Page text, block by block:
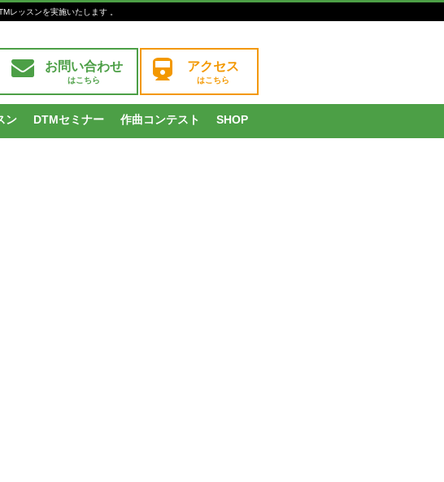
レッスンを実施いたします 。
お問い合わせ
はこちら
アクセス
はこちら
ン DTMセミナー 作曲コンテスト SHOP